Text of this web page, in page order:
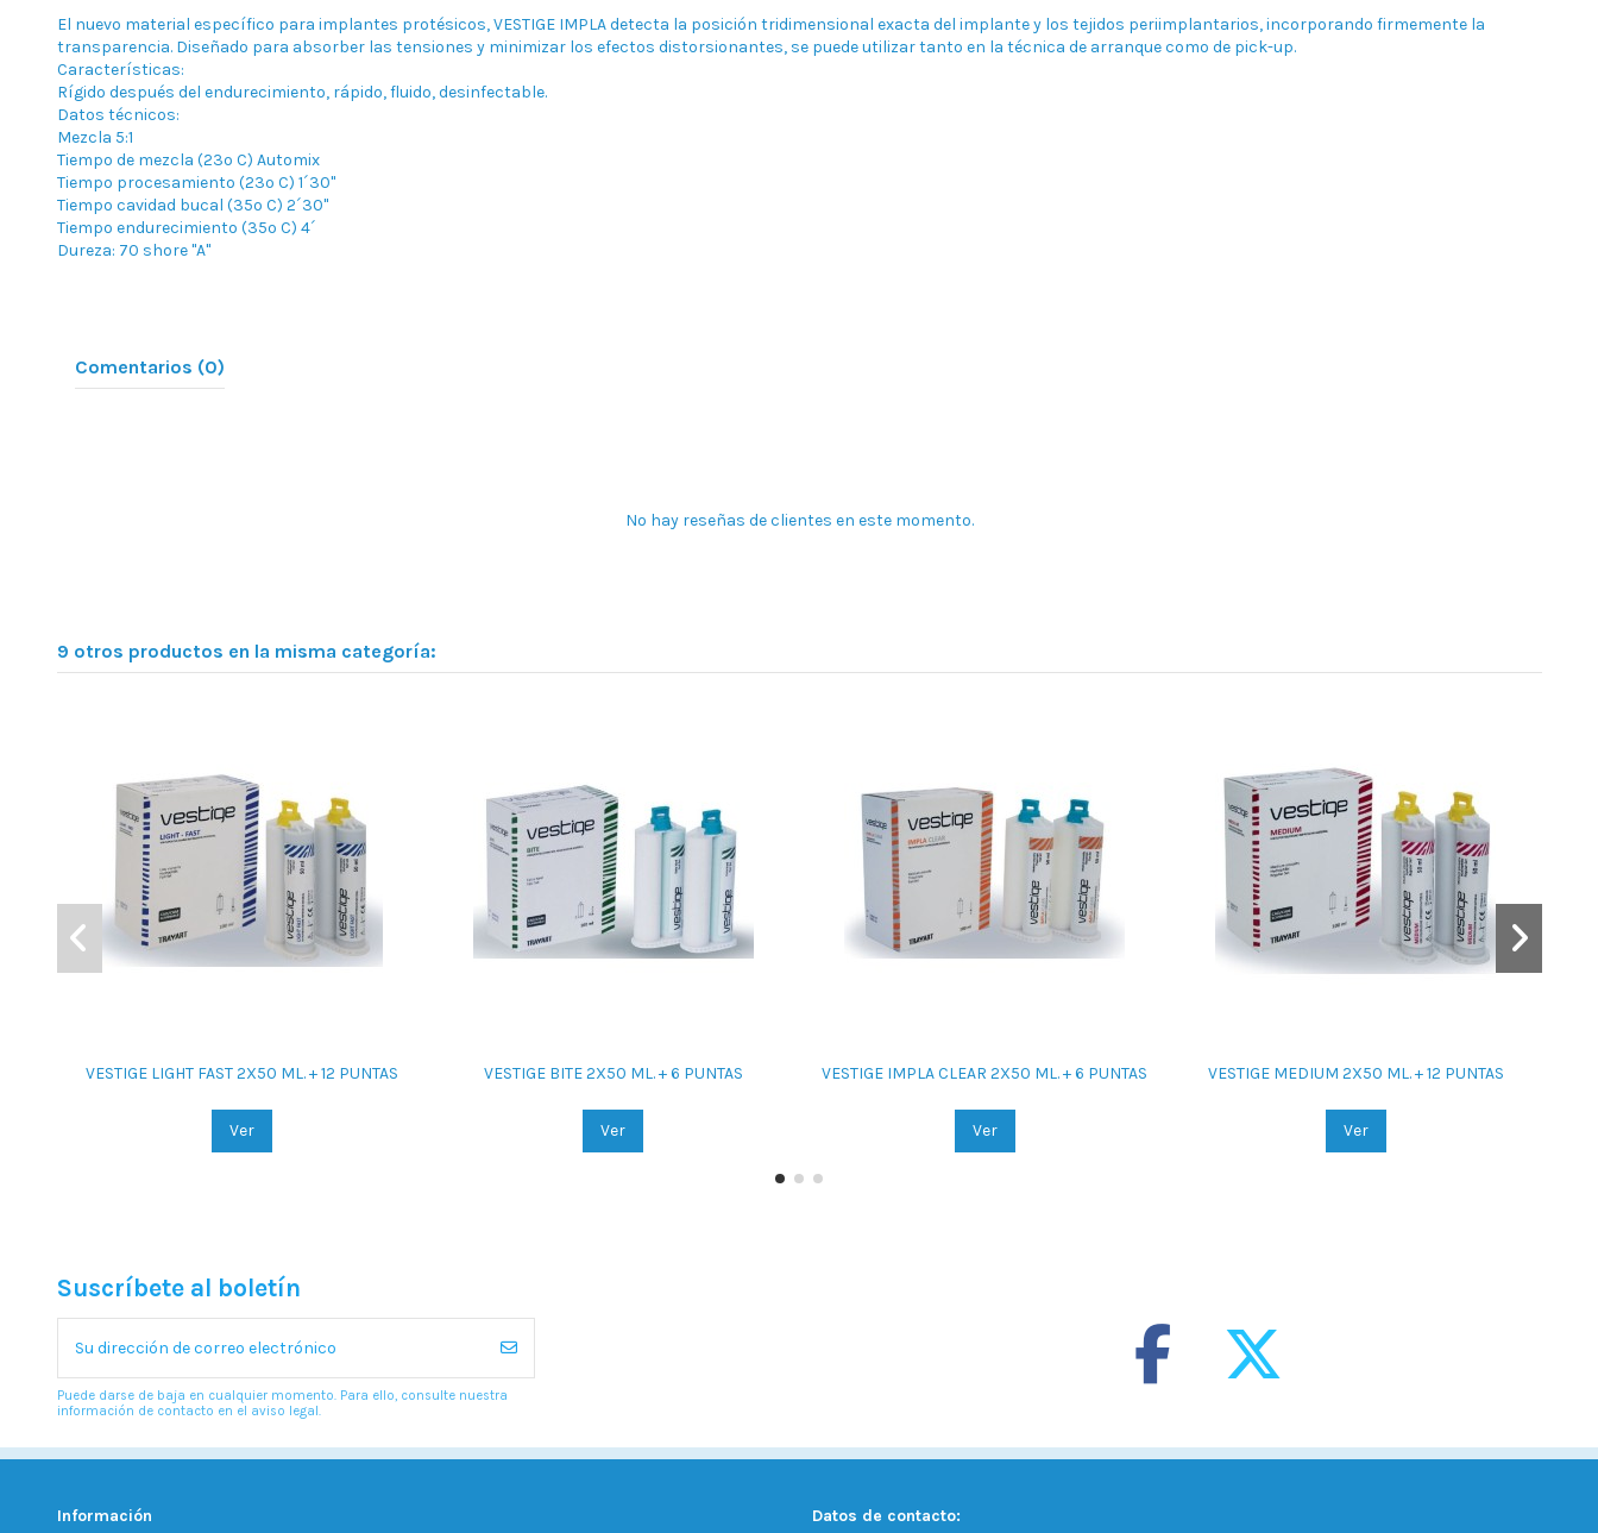
El nuevo material específico para implantes protésicos, VESTIGE IMPLA detecta la posición tridimensional exacta del implante y los tejidos periimplantarios, incorporando firmemente la
transparencia. Diseñado para absorber las tensiones y minimizar los efectos distorsionantes, se puede utilizar tanto en la técnica de arranque como de pick-up.
Características:
Rígido después del endurecimiento, rápido, fluido, desinfectable.
Datos técnicos:
Mezcla 5:1
Tiempo de mezcla (23º C) Automix
Tiempo procesamiento (23º C) 1´30"
Tiempo cavidad bucal (35º C) 2´30"
Tiempo endurecimiento (35º C) 4´
Dureza: 70 shore "A"
Comentarios (0)
No hay reseñas de clientes en este momento.
9 otros productos en la misma categoría:
VESTIGE LIGHT FAST 2X50 ML. + 12 PUNTAS
Ver
VESTIGE BITE 2X50 ML. + 6 PUNTAS
Ver
VESTIGE IMPLA CLEAR 2X50 ML. + 6 PUNTAS
Ver
VESTIGE MEDIUM 2X50 ML. + 12 PUNTAS
Ver
Suscríbete al boletín
Puede darse de baja en cualquier momento. Para ello, consulte nuestra
información de contacto en el aviso legal.
Información Datos de contacto: